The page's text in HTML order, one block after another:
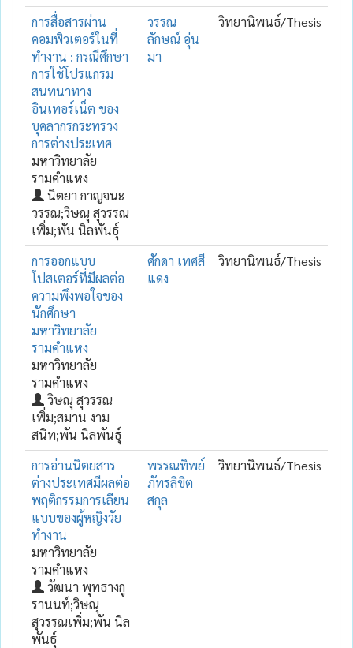
การสื่อสารผ่าน
คอมพิวเตอร์ในที่
ทำงาน : กรณีศึกษา
การใช้โปรแกรม
สนทนาทาง
อินเทอร์เน็ต ของ
บุคลากรกระทรวง
การต่างประเทศ
มหาวิทยาลัย
รามคำแหง
นิตยา กาญจนะ
วรรณ;วิษณุ สุวรรณ
เพิ่ม;พัน นิลพันธุ์
วรรณ
ลักษณ์ อุ่น
มา
วิทยานิพนธ์/Thesis
การออกแบบ
โปสเตอร์ที่มีผลต่อ
ความพึงพอใจของ
นักศึกษา
มหาวิทยาลัย
รามคำแหง
มหาวิทยาลัย
รามคำแหง
วิษณุ สุวรรณ
เพิ่ม;สมาน งาม
สนิท;พัน นิลพันธุ์
ศักดา เทศสี
แดง
วิทยานิพนธ์/Thesis
การอ่านนิตยสาร
ต่างประเทศมีผลต่อ
พฤติกรรมการเลียน
แบบของผู้หญิงวัย
ทำงาน
มหาวิทยาลัย
รามคำแหง
วัฒนา พุทธางกู
รานนท์;วิษณุ
สุวรรณเพิ่ม;พัน นิล
พันธุ์
พรรณทิพย์
ภัทรลิขิต
สกุล
วิทยานิพนธ์/Thesis